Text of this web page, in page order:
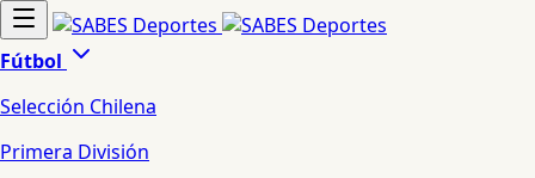
Fútbol
Selección Chilena
Primera División